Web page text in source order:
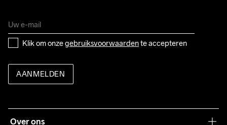
Klik om onze gebruiksvoorwaarden te accepteren
AANMELDEN
Over ons